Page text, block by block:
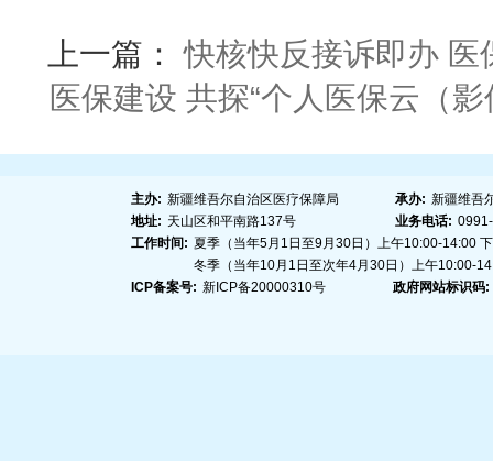
上一篇：快核快反接诉即办 医
医保建设 共探“个人医保云（
主办: 新疆维吾尔自治区医疗保障局 承办: 新疆维吾
地址: 天山区和平南路137号 业务电话:
工作时间: 夏季（当年5月1日至9月30日）上午10:00-14:00
冬季（当年10月1日至次年4月30日）上午10:00-
ICP备案号: 新ICP备20000310号 政府网站标识码: